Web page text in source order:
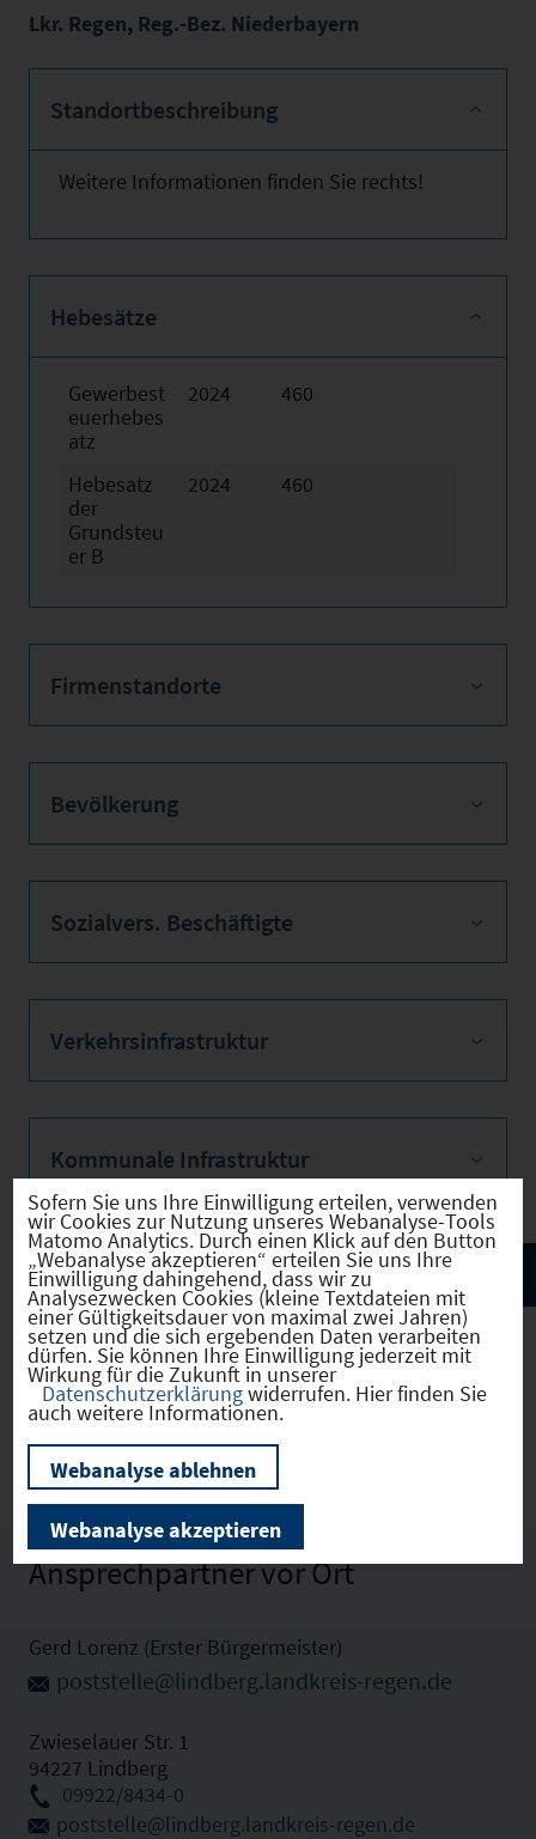
Lkr. Regen, Reg.-Bez. Niederbayern
Standortbeschreibung
Weitere Informationen finden Sie rechts!
Hebesätze
Gewerbest
euerhebes
atz
2024 460
Hebesatz
der
Grundsteu
er B
2024 460
Firmenstandorte
Bevölkerung
Sozialvers. Beschäftigte
Verkehrsinfrastruktur
Kommunale Infrastruktur
Lindberg(09276130)
Ansprechpartner vor Ort
Gerd Lorenz (Erster Bürgermeister)
poststelle@lindberg.landkreis-regen.de
Zwieselauer Str. 1
94227 Lindberg
09922/8434-0
poststelle@lindberg.landkreis-regen.de
Sofern Sie uns Ihre Einwilligung erteilen, verwenden
wir Cookies zur Nutzung unseres Webanalyse-Tools
Matomo Analytics. Durch einen Klick auf den Button
„Webanalyse akzeptieren“ erteilen Sie uns Ihre
Einwilligung dahingehend, dass wir zu
Analysezwecken Cookies (kleine Textdateien mit
einer Gültigkeitsdauer von maximal zwei Jahren)
setzen und die sich ergebenden Daten verarbeiten
dürfen. Sie können Ihre Einwilligung jederzeit mit
Wirkung für die Zukunft in unserer
Datenschutzerklärungwiderrufen. Hier finden Sie
auch weitere Informationen.
Webanalyse ablehnen
Webanalyse akzeptieren